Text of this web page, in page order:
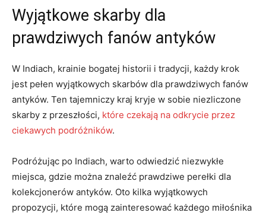
Wyjątkowe skarby dla
prawdziwych fanów antyków
W Indiach, krainie bogatej historii​ i⁤ tradycji, każdy ‌krok
jest pełen wyjątkowych skarbów dla prawdziwych fanów
antyków. Ten tajemniczy kraj kryje w sobie niezliczone
skarby z przeszłości, które czekają na odkrycie przez
ciekawych podróżników.
Podróżując po Indiach, warto ⁢odwiedzić ⁤niezwykłe
miejsca, gdzie można znaleźć prawdziwe‌ perełki dla
kolekcjonerów ‌antyków. Oto kilka wyjątkowych
propozycji,‌ które mogą zainteresować każdego⁣ miłośnika